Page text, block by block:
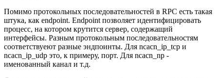
Помимо протокольных последовательностей в RPC есть такая
штука, как endpoint. Endpoint позволяет идентифицировать
процесс, на котором крутится сервер, содержащий
интерфейсы. Разным протокольным последовательностям
соответствуеют разные эндпоинты. Для ncacn_ip_tcp и
ncacn_ip_udp это, к примеру, порт. Для ncacn_np -
именованный канал и т.д.